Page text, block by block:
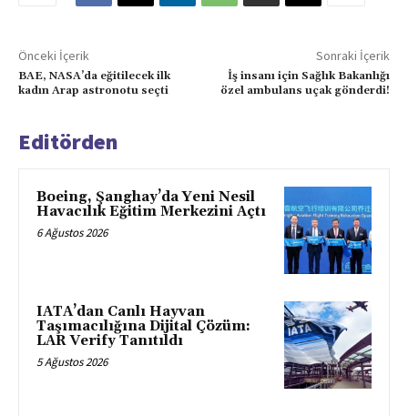
Önceki İçerik
BAE, NASA’da eğitilecek ilk
kadın Arap astronotu seçti
Sonraki İçerik
İş insanı için Sağlık Bakanlığı
özel ambulans uçak gönderdi!
Editörden
Boeing, Şanghay’da Yeni Nesil
Havacılık Eğitim Merkezini Açtı
6 Ağustos 2026
IATA’dan Canlı Hayvan
Taşımacılığına Dijital Çözüm:
LAR Verify Tanıtıldı
5 Ağustos 2026